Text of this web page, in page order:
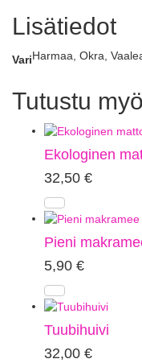
Lisätiedot
VariHarmaa, Okra,
Tutustu
Ekologinen
32,50 €
Pieni
5,90 €
Tuubihuivi
32,00 €